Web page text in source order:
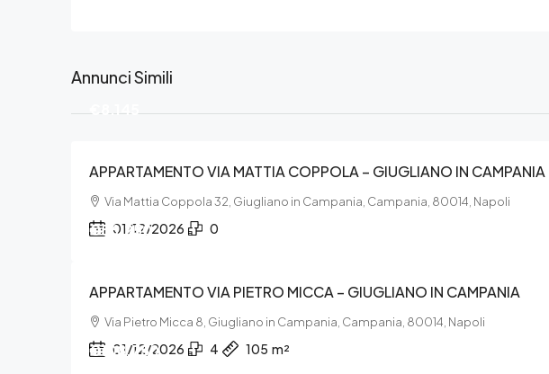
Annunci Simili
€8.145
APPARTAMENTO VIA MATTIA COPPOLA – GIUGLIANO IN CAMPANIA
Via Mattia Coppola 32, Giugliano in Campania, Campania, 80014, Napoli
01/12/2026 0
€56.250
APPARTAMENTO VIA PIETRO MICCA – GIUGLIANO IN CAMPANIA
Via Pietro Micca 8, Giugliano in Campania, Campania, 80014, Napoli
01/12/2026 4 105 m²
€108.750